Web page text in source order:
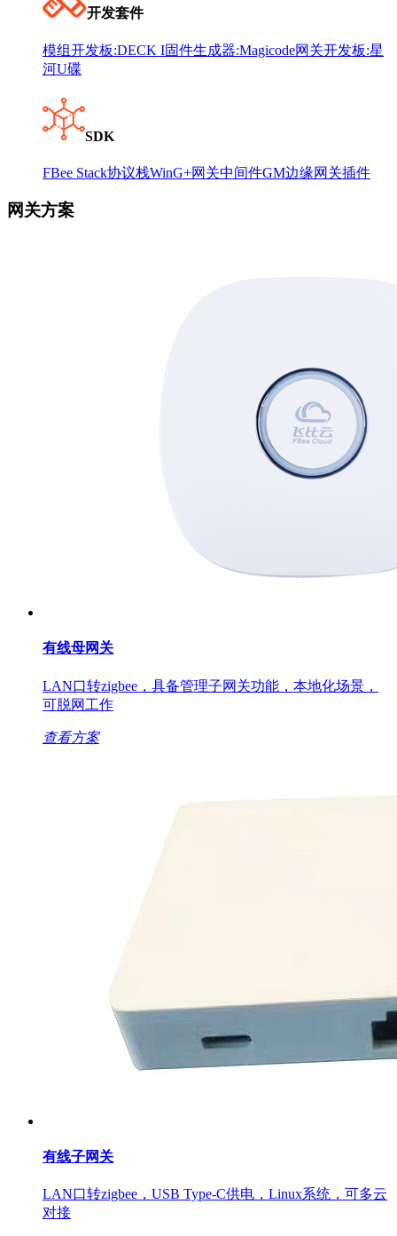
开发套件
模组开发板:DECK I固件生成器:Magicode网关开发板:星
河U碟
SDK
FBee Stack协议栈WinG+网关中间件GM边缘网关插件
网关方案
有线母网关
LAN口转zigbee，具备管理子网关功能，本地化场景，
可脱网工作
查看方案
有线子网关
LAN口转zigbee，USB Type-C供电，Linux系统，可多云
对接